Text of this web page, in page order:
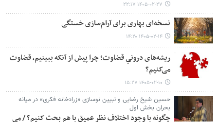
۱۴۰۵-۰۲-۲۷ ۲۲:۱۷
نسخه‌ای بهاری برای آرام‌سازی خستگی
۱۴۰۵-۰۲-۱۴ ۱۴:۲۰
ریشه‌های درونیِ قضاوت؛ چرا پیش از آنکه ببینیم، قضاوت
می‌کنیم؟
۱۴۰۵-۰۲-۱۰ ۱۵:۲۷
حسین شیخ رضایی و تبیین نوسازی «زرادخانه فکری» در میانه
بحران بخش اول
چگونه با وجود اختلاف نظر عمیق با هم بحث کنیم؟ / می